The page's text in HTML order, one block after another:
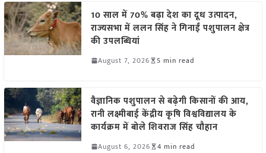
10 साल में 70% बढ़ा देश का दूध उत्पादन,
राज्यसभा में ललन सिंह ने गिनाईं पशुपालन क्षेत्र
की उपलब्धियां
August 7, 2026 5 min read
वैज्ञानिक पशुपालन से बढ़ेगी किसानों की आय,
रानी लक्ष्मीबाई केंद्रीय कृषि विश्वविद्यालय के
कार्यक्रम में बोले शिवराज सिंह चौहान
August 6, 2026 4 min read